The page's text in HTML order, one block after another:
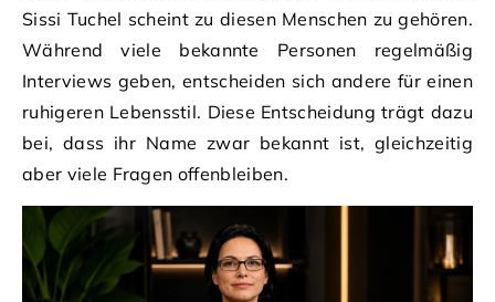
Sissi Tuchel scheint zu diesen Menschen zu gehören.
Während viele bekannte Personen regelmäßig
Interviews geben, entscheiden sich andere für einen
ruhigeren Lebensstil. Diese Entscheidung trägt dazu
bei, dass ihr Name zwar bekannt ist, gleichzeitig
aber viele Fragen offenbleiben.